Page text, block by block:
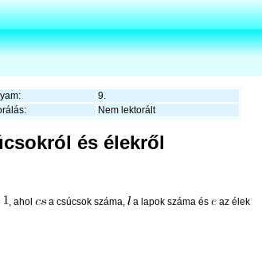
9.
Nem lektorált
és élekről
, ahol a csúcsok száma, a lapok száma és
az élek